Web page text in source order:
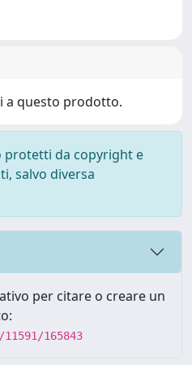
a questo prodotto.
protetti da copyright e
salvo diversa
per citare o creare un
165843